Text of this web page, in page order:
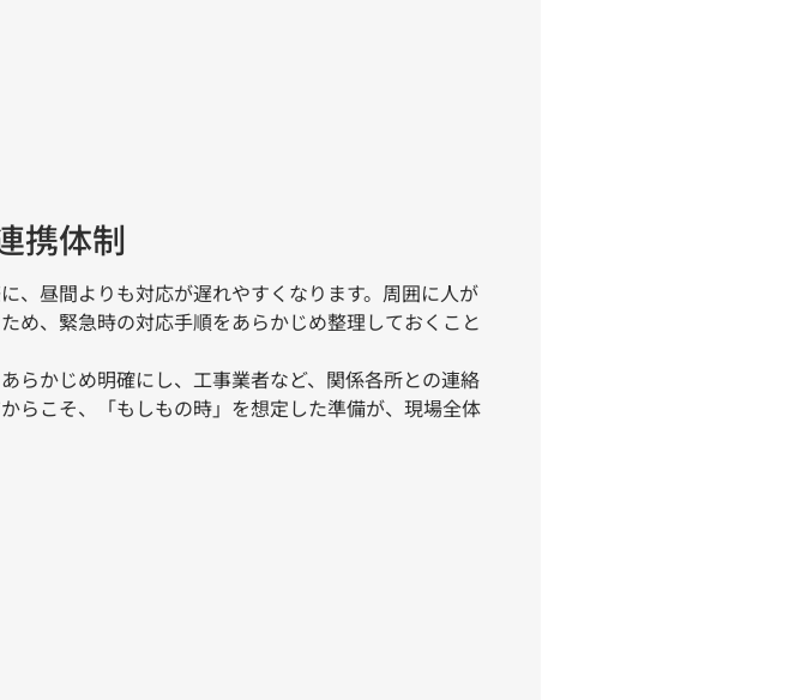
携体制
、昼間よりも対応が遅れやすくなります。周囲に人が
め、緊急時の対応手順をあらかじめ整理しておくこと
らかじめ明確にし、工事業者など、関係各所との連絡
らこそ、「もしもの時」を想定した準備が、現場全体